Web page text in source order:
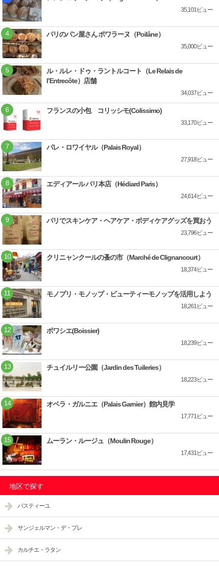
35,101ビュー
パリのパン屋さん ポワラーヌ（Poilâne）
35,000ビュー
ル・ルレ・ドゥ・ラントルコート（Le Relais de
l’Entrecôte）店舗
34,037ビュー
フランスの小包 コリッシモ(Colissimo)
33,170ビュー
パレ・ロワイヤル（Palais Royal）
27,918ビュー
エディアール パリ本店（Hédiard Paris）
24,614ビュー
パリでスキンケア・ヘアケア・ボディケアグッズを買おう
23,796ビュー
クリニャンクールの蚤の市（Marché de Clignancourt）
18,374ビュー
モノプリ・モノップ・ビューティーモノップを活用しよう
18,261ビュー
ボワシエ(Boissier)
18,239ビュー
チュイルリー公園（Jardin des Tuileries）
18,223ビュー
オペラ・ガルニエ（Palais Garnier）館内見学
17,771ビュー
ムーラン・ルージュ（Moulin Rouge）
17,431ビュー
地区で探す
バスティーユ
サンジェルマン・デ・プレ
カルチエ・ラタン